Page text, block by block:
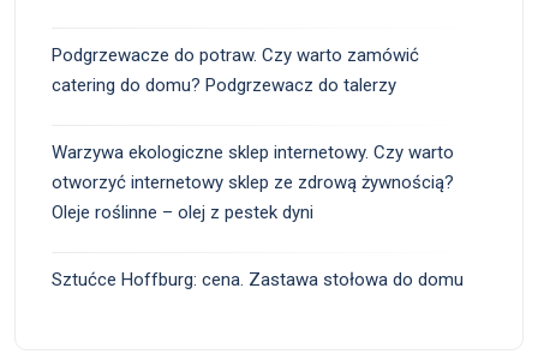
Podgrzewacze do potraw. Czy warto zamówić
catering do domu? Podgrzewacz do talerzy
Warzywa ekologiczne sklep internetowy. Czy warto
otworzyć internetowy sklep ze zdrową żywnością?
Oleje roślinne – olej z pestek dyni
Sztućce Hoffburg: cena. Zastawa stołowa do domu